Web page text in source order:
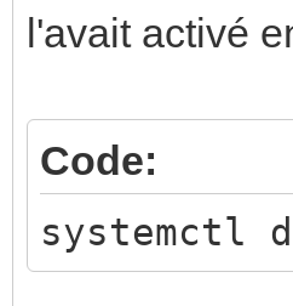
l'avait activé
Code:
systemctl